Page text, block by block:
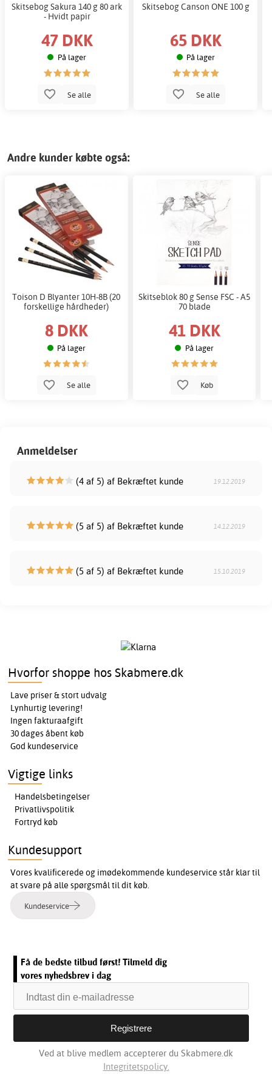
Skitsebog Sakura 140 g 80 ark
- Hvidt papir
47 DKK
På lager
Se alle
Skitsebog Canson ONE 100 g
65 DKK
På lager
Se alle
Andre kunder købte også:
Toison D Blyanter 10H-8B (20
forskellige hårdheder)
8 DKK
På lager
Se alle
Skitseblok 80 g Sense FSC - A5
70 blade
41 DKK
På lager
Køb
Anmeldelser
(4 af 5) af Bekræftet kunde 19.12.2019
(5 af 5) af Bekræftet kunde 14.12.2019
(5 af 5) af Bekræftet kunde 15.10.2019
Hvorfor shoppe hos Skabmere.dk
Lave priser & stort udvalg
Lynhurtig levering!
Ingen fakturaafgift
30 dages åbent køb
God kundeservice
Vigtige links
Handelsbetingelser
Privatlivspolitik
Fortryd køb
Kundesupport
Vores kvalificerede og imødekommende kundeservice står klar til
at svare på alle spørgsmål til dit køb.
Kundeservice
Få de bedste tilbud først! Tilmeld dig
vores nyhedsbrev i dag
Ved at blive medlem accepterer du Skabmere.dk
Integritetspolicy.